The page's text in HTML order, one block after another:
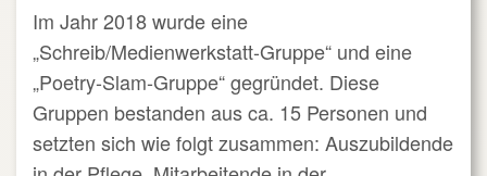
Im Jahr 2018 wurde eine
„Schreib/Medienwerkstatt-Gruppe“ und eine
„Poetry-Slam-Gruppe“ gegründet. Diese
Gruppen bestanden aus ca. 15 Personen und
setzten sich wie folgt zusammen: Auszubildende